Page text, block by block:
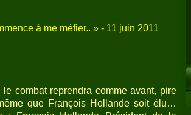
à me méfier.. » - 11 juin 2011
combat reprendra comme avant, pire
que François Hollande soit élu…